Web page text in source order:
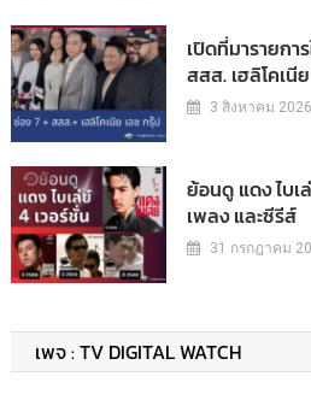
เปิดที่มารายกา
สสส. เฮลิโคเนี
3 สิงหาคม 2026
ย้อนดู แดง ไบเ
เพลง และซีรีส์
31 กรกฎาคม
เพจ : TV DIGITAL WATCH